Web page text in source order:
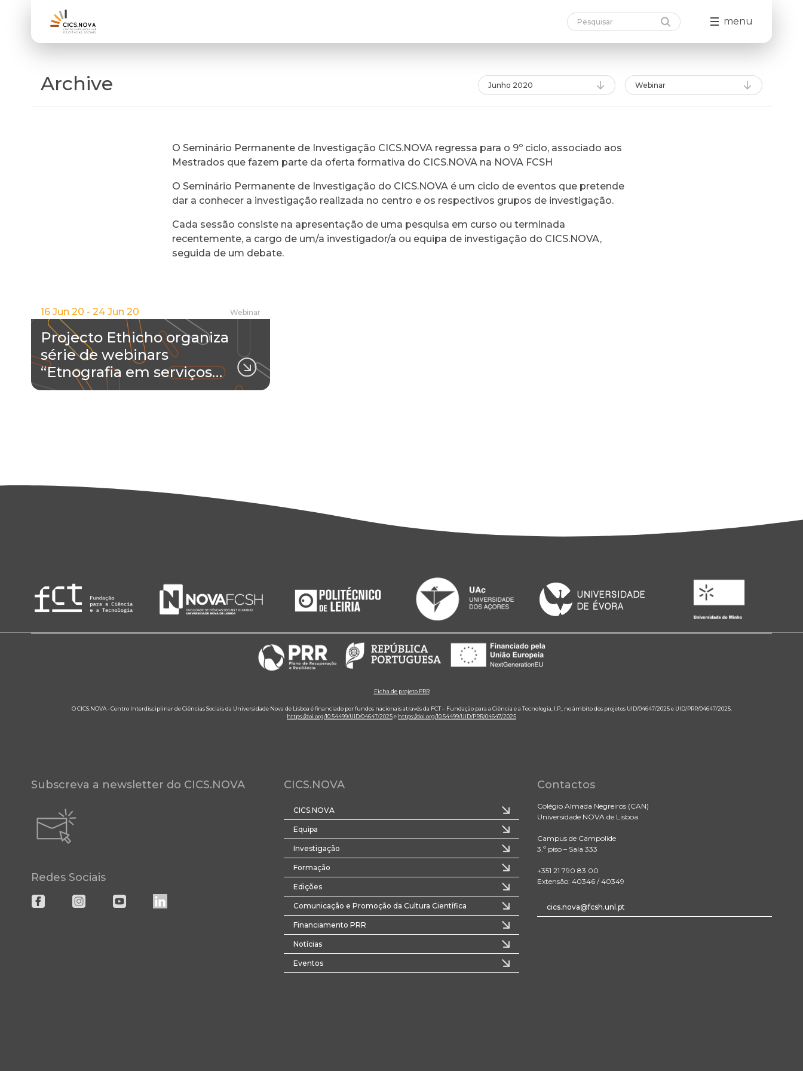
menu
Archive Junho 2020 Webinar
O Seminário Permanente de Investigação CICS.NOVA regressa para o 9º ciclo, associado aos
Mestrados que fazem parte da oferta formativa do CICS.NOVA na NOVA FCSH
O Seminário Permanente de Investigação do CICS.NOVA é um ciclo de eventos que pretende
dar a conhecer a investigação realizada no centro e os respectivos grupos de investigação.
Cada sessão consiste na apresentação de uma pesquisa em curso ou terminada
recentemente, a cargo de um/a investigador/a ou equipa de investigação do CICS.NOVA,
seguida de um debate.
16 Jun 20 - 24 Jun 20 Webinar
Projecto Ethicho organiza
série de webinars
“Etnografia em serviços…
Ficha de projeto PRR
O CICS.NOVA - Centro Interdisciplinar de Ciências Sociais da Universidade Nova de Lisboa é financiado por fundos nacionais através da FCT – Fundação para a Ciência e a Tecnologia, I.P., no âmbito dos projetos UID/04647/2025 e UID/PRR/04647/2025.
https://doi.org/10.54499/UID/04647/2025e https://doi.org/10.54499/UID/PRR/04647/2025
Subscreva a newsletter do CICS.NOVA
Redes Sociais
CICS.NOVA
CICS.NOVA
Equipa
Investigação
Formação
Edições
Comunicação e Promoção da Cultura Científica
Financiamento PRR
Notícias
Eventos
Contactos
Colégio Almada Negreiros (CAN)
Universidade NOVA de Lisboa
Campus de Campolide
3.º piso – Sala 333
+351 21 790 83 00
Extensão: 40346 / 40349
cics.nova@fcsh.unl.pt